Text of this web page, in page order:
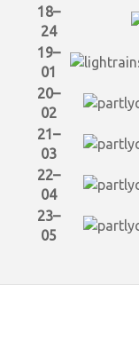
18–
24
19–
01
20–
02
21–
03
22–
04
23–
05